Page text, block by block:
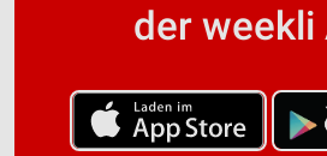
der weekli